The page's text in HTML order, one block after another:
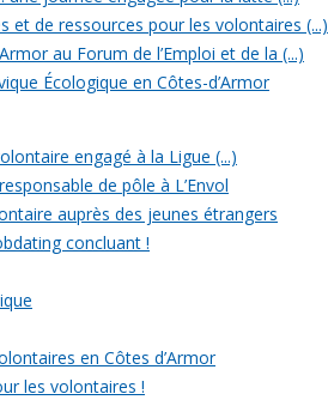
et de ressources pour les volontaires (...)
au Forum de l’Emploi et de la (...)
Écologique en Côtes-d’Armor
engagé à la Ligue (...)
de pôle à L’Envol
auprès des jeunes étrangers
concluant !
en Côtes d’Armor
les volontaires !